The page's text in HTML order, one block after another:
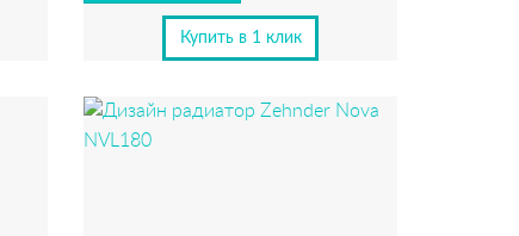
Купить в 1 клик